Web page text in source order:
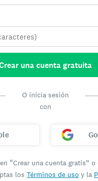
una cuenta gratuita
O inicia sesión
con
“Crear una cuenta gratis” o
los Términos de uso y la